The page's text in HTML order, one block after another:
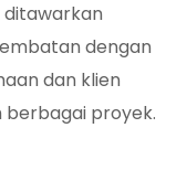
dengan
dan klien
berbagai proyek.